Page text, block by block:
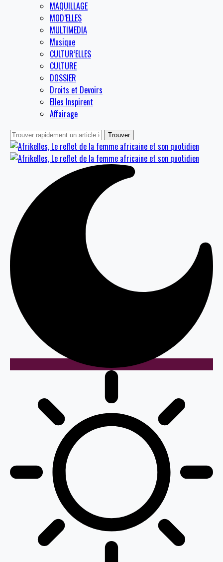
MAQUILLAGE
MOD’ELLES
MULTIMEDIA
Musique
CULTUR’ELLES
CULTURE
DOSSIER
Droits et Devoirs
Elles Inspirent
Affairage